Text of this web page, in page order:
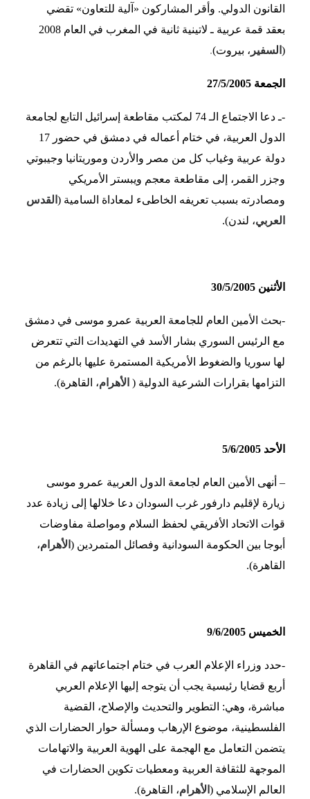
القانون الدولي. وأقر المشاركون «آلية للتعاون» تقضي
بعقد قمة عربية ـ لاتينية ثانية في المغرب في العام 2008
( السفير ، بيروت).
الجمعة 27/5/2005
-ـ دعا الاجتماع الـ 74 لمكتب مقاطعة إسرائيل التابع لجامعة
الدول العربية، في ختام أعماله في دمشق في حضور 17
دولة عربية وغياب كل من مصر والأردن وموريتانيا وجيبوتي
وجزر القمر، إلى مقاطعة معجم ويبستر الأمريكي
ومصادرته بسبب تعريفه الخاطىء لمعاداة السامية ( القدس
العربي، لندن).
الأثنين 30/5/2005
-بحث الأمين العام للجامعة العربية عمرو موسى في دمشق
مع الرئيس السوري بشار الأسد في التهديدات التي تتعرض
لها سوريا والضغوط الأمريكية المستمرة عليها بالرغم من
التزامها بقرارات الشرعية الدولية ( الأهرام، القاهرة).
الأحد 5/6/2005
– أنهى الأمين العام لجامعة الدول العربية عمرو موسى
زيارة لإقليم دارفور غرب السودان دعا خلالها إلى زيادة عدد
قوات الاتحاد الأفريقي لحفظ السلام ومواصلة مفاوضات
أبوجا بين الحكومة السودانية وفصائل المتمردين ( الأهرام،
القاهرة).
الخميس 9/6/2005
-حدد وزراء الإعلام العرب في ختام اجتماعاتهم في القاهرة
أربع قضايا رئيسية يجب أن يتوجه إليها الإعلام العربي
مباشرة، وهي: التطوير والتحديث والإصلاح، القضية
الفلسطينية، موضوع الإرهاب ومسألة حوار الحضارات الذي
يتضمن التعامل مع الهجمة على الهوية العربية والاتهامات
الموجهة للثقافة العربية ومعطيات تكوين الحضارات في
العالم الإسلامي ( الأهرام، القاهرة).